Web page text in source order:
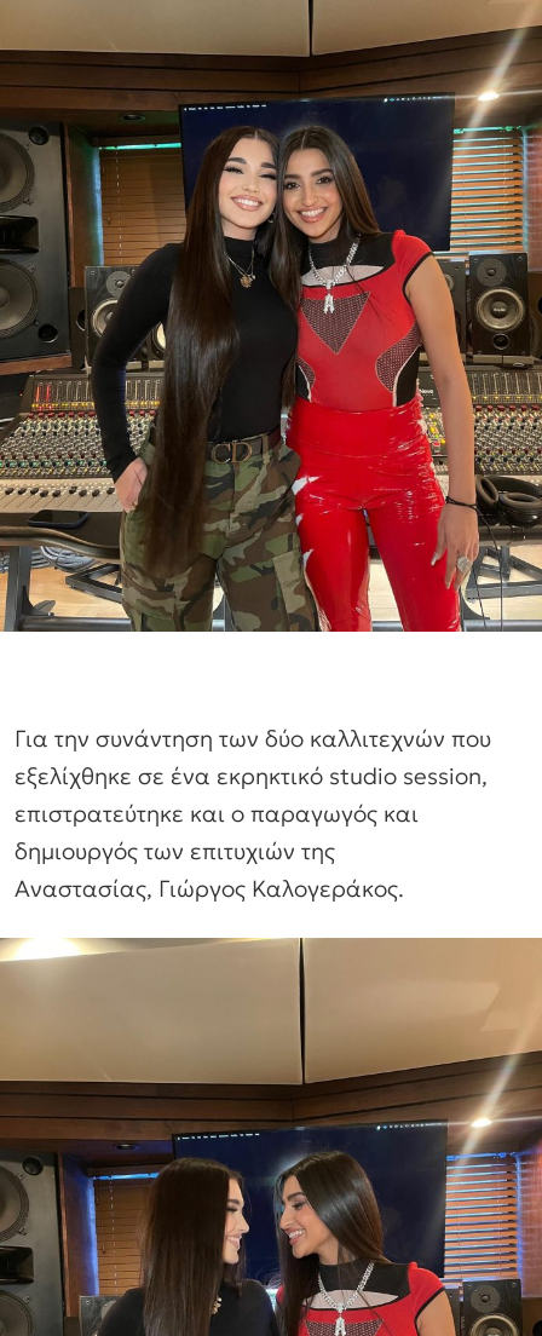
Για την συνάντηση των δύο καλλιτεχνών που
εξελίχθηκε σε ένα εκρηκτικό studio session,
επιστρατεύτηκε και ο παραγωγός και
δημιουργός των επιτυχιών της
Αναστασίας, Γιώργος Καλογεράκος.